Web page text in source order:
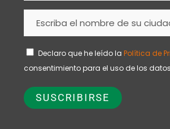
Declaro que he leído la Política de
consentimiento para el uso de los